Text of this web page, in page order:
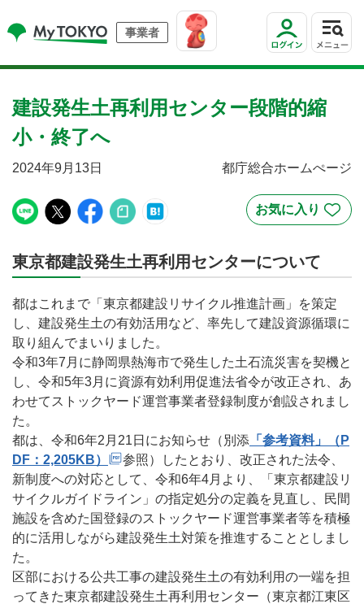
事業者
建設発生土再利用センター段階的縮
小・終了へ
2024年9月13日 都庁総合ホームぺージ
東京都建設発生土再利用センターについて
都はこれまで「東京都建設リサイクル推進計画」を策定
し、建設発生土の有効活用など、率先して建設資源循環に
取り組んでまいりました。
令和3年7月に静岡県熱海市で発生した土石流災害を契機と
し、令和5年3月に資源有効利用促進法省令が改正され、あ
わせてストックヤード運営事業者登録制度が創設されまし
た。
都は、令和6年2月21日にお知らせ（別添 「参考資料」（P
DF：2,205KB）
参照）したとおり、改正された法令、
新制度への対応として、令和6年4月より、「東京都建設リ
サイクルガイドライン」の指定処分の定義を見直し、民間
施設を含めた国登録のストックヤード運営事業者等を積極
的に活用しながら建設発生土対策を推進することとしまし
た。
区部における公共工事の建設発生土の有効利用の一端を担
ってきた東京都建設発生土再利用センター（東京都江東区